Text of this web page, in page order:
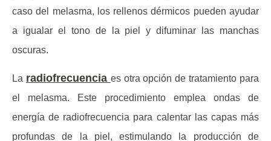
caso del melasma, los rellenos dérmicos pueden ayudar
a igualar el tono de la piel y difuminar las manchas
oscuras.
La radiofrecuencia es otra opción de tratamiento para
el melasma. Este procedimiento emplea ondas de
energía de radiofrecuencia para calentar las capas más
profundas de la piel, estimulando la producción de